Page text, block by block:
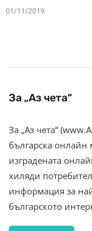
01/11/2019
За „Аз чета“
За „Аз чета“
българска онлайн
изградената
хиляди
информация за
българското